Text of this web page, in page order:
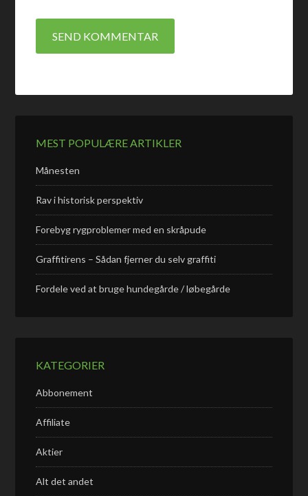
MEST POPULÆRE ARTIKLER
Månesten
Rav i historisk perspektiv
Forebyg rygproblemer med en skråpude
Graffitirens – Sådan fjerner du selv graffiti
Fordele ved at bruge hundegårde / løbegårde
KATEGORIER
Abbonement
Affiliate
Aktier
Alt det andet